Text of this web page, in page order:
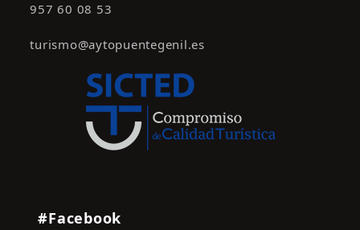
957 60 08 53
turismo@aytopuentegenil.es
#Facebook